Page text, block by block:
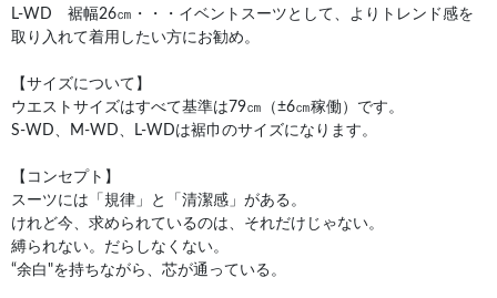
L-WD 裾幅26㎝・・・イベントスーツとして、よりトレンド感を
取り入れて着用したい方にお勧め。
【サイズについて】
ウエストサイズはすべて基準は79㎝（±6㎝稼働）です。
S-WD、M-WD、L-WDは裾巾のサイズになります。
【コンセプト】
スーツには「規律」と「清潔感」がある。
けれど今、求められているのは、それだけじゃない。
縛られない。だらしなくない。
“余白"を持ちながら、芯が通っている。